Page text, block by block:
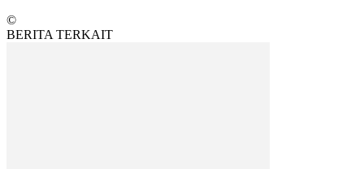
©
BERITA TERKAIT